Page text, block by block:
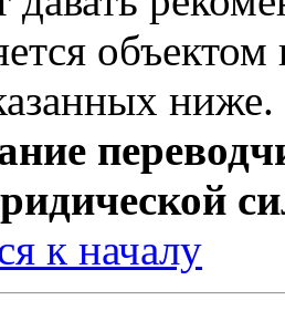
ниже.
к началу